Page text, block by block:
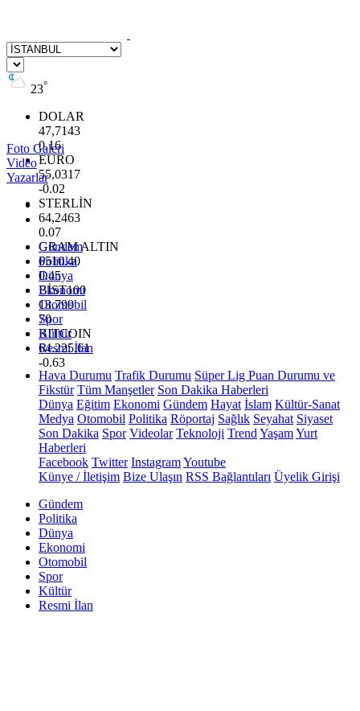
23°
DOLAR
47,7143
0.16
EURO
55,0317
-0.02
STERLİN
64,2463
0.07
GRAM ALTIN
6510.40
0.45
BİST100
13.799
70
BITCOIN
64.225,61
-0.63
Foto Galeri
Video
Yazarlar
Gündem
Politika
Dünya
Ekonomi
Otomobil
Spor
Kültür
Resmi İlan
Hava Durumu Trafik Durumu Süper Lig Puan Durumu ve
Fikstür Tüm Manşetler Son Dakika Haberleri
Dünya Eğitim Ekonomi Gündem Hayat İslam Kültür-Sanat
Medya Otomobil Politika Röportaj Sağlık Seyahat Siyaset
Son Dakika Spor Videolar Teknoloji Trend YaşamYurt
Haberleri
Facebook Twitter InstagramYoutube
Künye / İletişim Bize Ulaşın RSS Bağlantıları Üyelik Girişi
Gündem
Politika
Dünya
Ekonomi
Otomobil
Spor
Kültür
Resmi İlan